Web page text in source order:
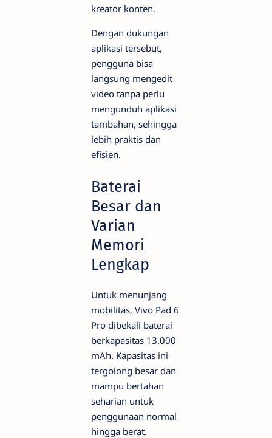
kreator konten.
Dengan dukungan
aplikasi tersebut,
pengguna bisa
langsung mengedit
video tanpa perlu
mengunduh aplikasi
tambahan, sehingga
lebih praktis dan
efisien.
Baterai
Besar dan
Varian
Memori
Lengkap
Untuk menunjang
mobilitas, Vivo Pad 6
Pro dibekali baterai
berkapasitas 13.000
mAh. Kapasitas ini
tergolong besar dan
mampu bertahan
seharian untuk
penggunaan normal
hingga berat.